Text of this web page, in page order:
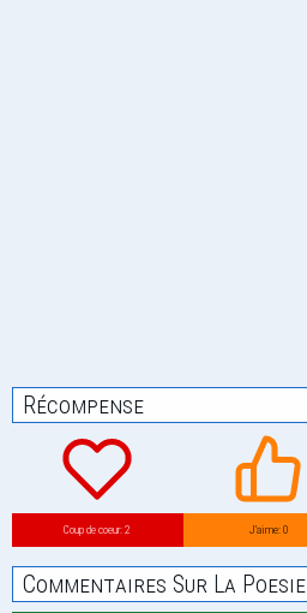
Récompense
Coup de coeur: 2 J’aime: 0
Commentaires Sur La Poesie